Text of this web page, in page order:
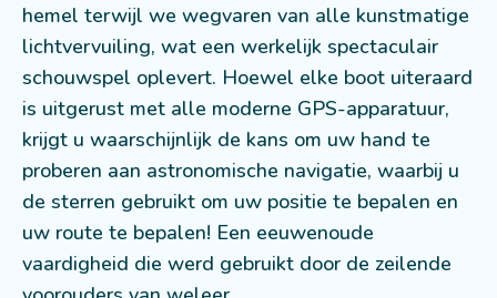
hemel terwijl we wegvaren van alle kunstmatige
lichtvervuiling, wat een werkelijk spectaculair
schouwspel oplevert. Hoewel elke boot uiteraard
is uitgerust met alle moderne GPS-apparatuur,
krijgt u waarschijnlijk de kans om uw hand te
proberen aan astronomische navigatie, waarbij u
de sterren gebruikt om uw positie te bepalen en
uw route te bepalen! Een eeuwenoude
vaardigheid die werd gebruikt door de zeilende